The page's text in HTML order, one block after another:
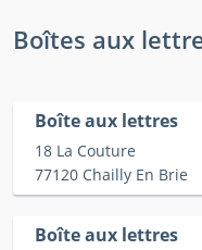
Boîtes aux
Boîte aux lettres
18 La Couture
77120 Chailly En Brie
Boîte aux lettres